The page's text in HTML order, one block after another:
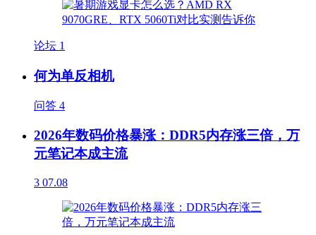
论坛 1
何为单反相机
问答 4
2026年数码价格暴涨：DDR5内存涨三倍，万
元笔记本成主流
3 07.08